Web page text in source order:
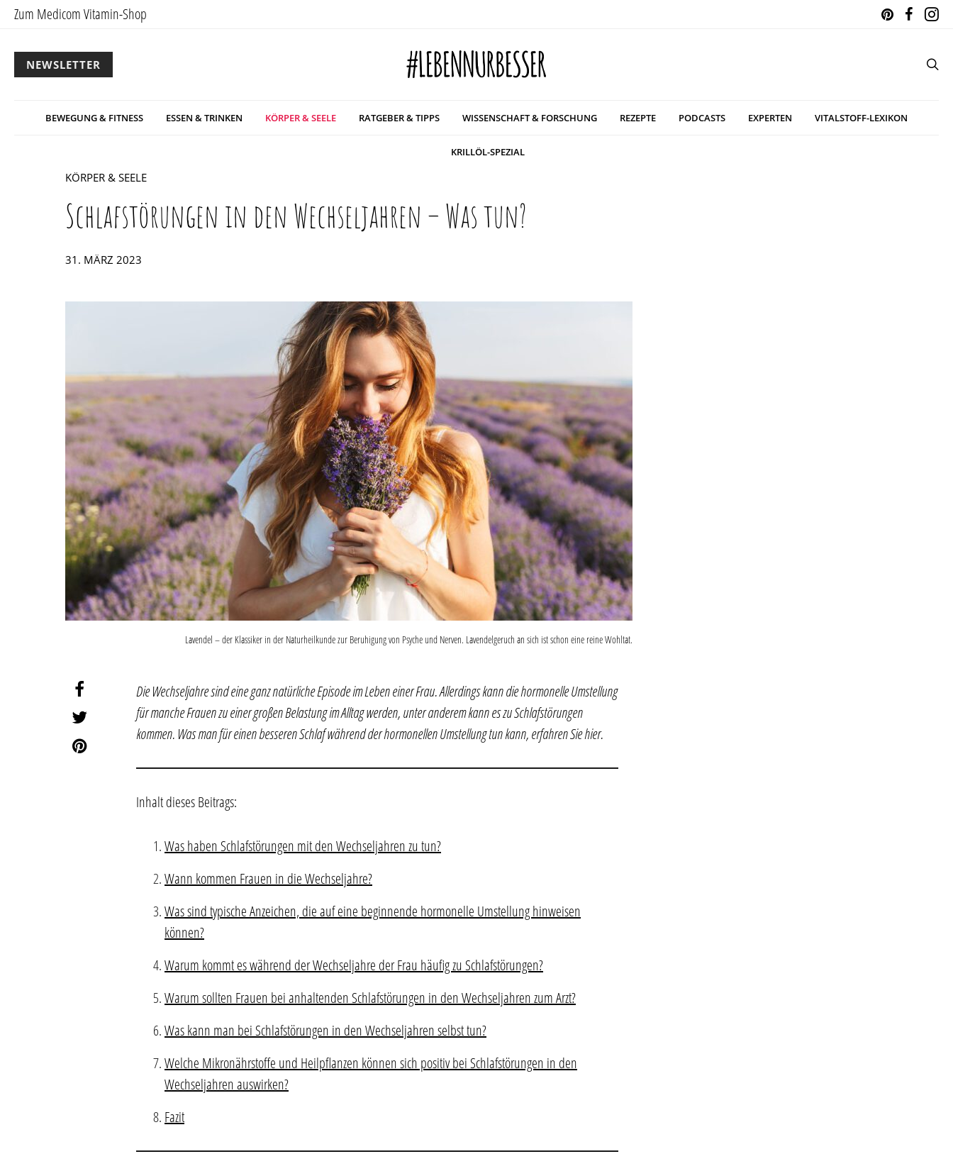
Zum Medicom Vitamin-Shop
NEWSLETTER
BEWEGUNG & FITNESS ESSEN & TRINKEN KÖRPER & SEELE RATGEBER & TIPPS WISSENSCHAFT & FORSCHUNG REZEPTE PODCASTS EXPERTEN VITALSTOFF-LEXIKON
KRILLÖL-SPEZIAL
KÖRPER & SEELE
Schlafstörungen in den Wechseljahren – Was tun?
POSTED
31. MÄRZ 2023
Lavendel – der Klassiker in der Naturheilkunde zur Beruhigung von Psyche und Nerven. Lavendelgeruch an sich ist schon eine reine Wohltat.
Die Wechseljahre sind eine ganz natürliche Episode im Leben einer Frau. Allerdings kann die hormonelle Umstellung
für manche Frauen zu einer großen Belastung im Alltag werden, unter anderem kann es zu Schlafstörungen
kommen. Was man für einen besseren Schlaf während der hormonellen Umstellung tun kann, erfahren Sie hier.
Inhalt dieses Beitrags:
Was haben Schlafstörungen mit den Wechseljahren zu tun?
Wann kommen Frauen in die Wechseljahre?
Was sind typische Anzeichen, die auf eine beginnende hormonelle Umstellung hinweisen
können?
Warum kommt es während der Wechseljahre der Frau häufig zu Schlafstörungen?
Warum sollten Frauen bei anhaltenden Schlafstörungen in den Wechseljahren zum Arzt?
Was kann man bei Schlafstörungen in den Wechseljahren selbst tun?
Welche Mikronährstoffe und Heilpflanzen können sich positiv bei Schlafstörungen in den
Wechseljahren auswirken?
Fazit